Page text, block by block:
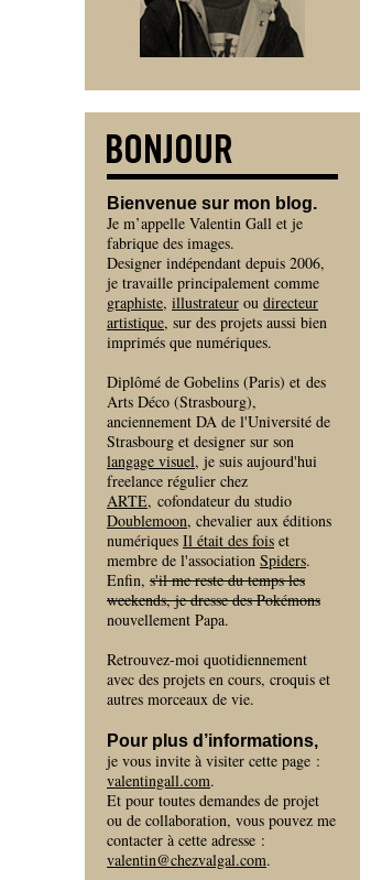
Bienvenue sur mon blog.
Je m’appelle Valentin Gall et je
fabrique des images.
Designer indépendant depuis 2006,
je travaille principalement comme
graphiste, illustrateur ou directeur
artistique, sur des projets aussi bien
imprimés que numériques.
Diplômé de Gobelins (Paris) et des
Arts Déco (Strasbourg),
anciennement DA de l'Université de
Strasbourg et designer sur son
langage visuel, je suis aujourd'hui
freelance régulier chez
ARTE, cofondateur du studio
Doublemoon, chevalier aux éditions
numériques Il était des fois et
membre de l'association Spiders.
Enfin, s'il me reste du temps les
weekends, je dresse des Pokémons
nouvellement Papa.
Retrouvez-moi quotidiennement
avec des projets en cours, croquis et
autres morceaux de vie.
Pour plus d’informations,
je vous invite à visiter cette page :
valentingall.com.
Et pour toutes demandes de projet
ou de collaboration, vous pouvez me
contacter à cette adresse :
valentin@chezvalgal.com.